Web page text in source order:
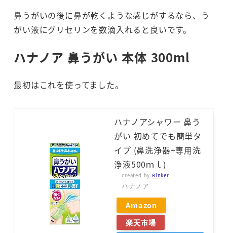
鼻うがいの後に鼻が乾くような感じがするなら、う
がい液にグリセリンを数滴入れると良いです。
ハナノア 鼻うがい 本体 300ml
最初はこれを使ってました。
ハナノアシャワー 鼻う
がい 初めてでも簡単タ
イプ (鼻洗浄器+専用洗
浄液500ｍｌ)
created by Rinker
ハナノア
Amazon
楽天市場